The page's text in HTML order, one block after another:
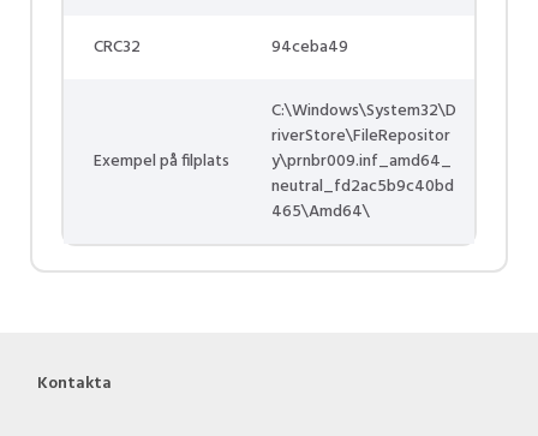
CRC32 94ceba49
Exempel på filplats
C:\Windows\System32\D
riverStore\FileRepositor
y\prnbr009.inf_amd64_
neutral_fd2ac5b9c40bd
465\Amd64\
Kontakta